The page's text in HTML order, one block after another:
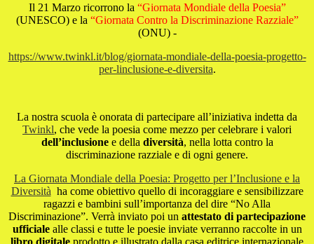
Il 21 Marzo ricorrono la “Giornata Mondiale della Poesia”
(UNESCO) e la “Giornata Contro la Discriminazione Razziale”
(ONU) -
https://www.twinkl.it/blog/giornata-mondiale-della-poesia-progetto-
per-linclusione-e-diversita.
La nostra scuola è onorata di partecipare all’iniziativa indetta da
Twinkl, che vede la poesia come mezzo per celebrare i valori
dell’inclusionee della diversità, nella lotta contro la
discriminazione razziale e di ogni genere.
La Giornata Mondiale della Poesia: Progetto per l’Inclusione e la
Diversità ha come obiettivo quello di incoraggiare e sensibilizzare
ragazzi e bambini sull’importanza del dire “No Alla
Discriminazione”. Verrà inviato poi un attestato di partecipazione
ufficiale alle classi e tutte le poesie inviate verranno raccolte in un